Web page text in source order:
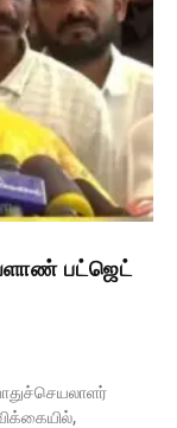
பட்ஜெட்